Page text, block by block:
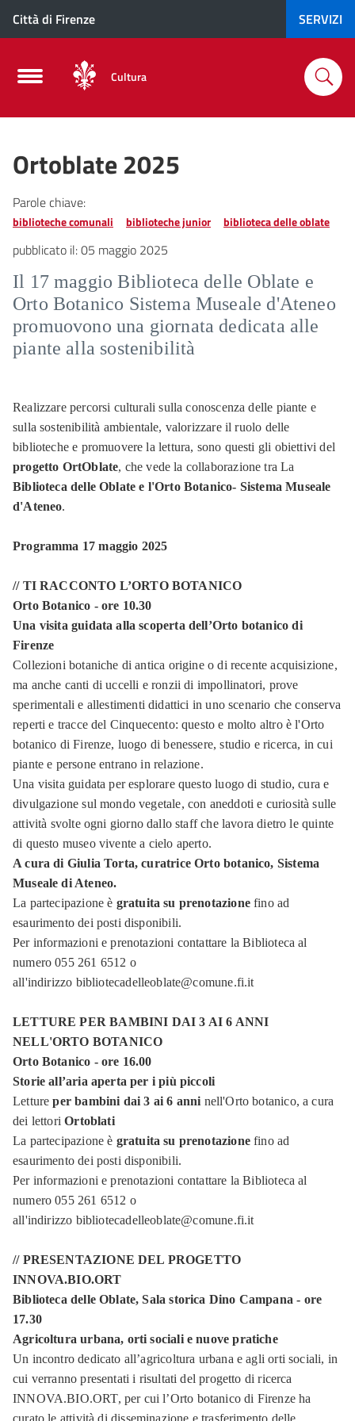
Città di Firenze SERVIZI
Cultura
Ortoblate 2025
Parole chiave:
biblioteche comunali biblioteche junior biblioteca delle oblate
pubblicato il:05 maggio 2025
Il 17 maggio Biblioteca delle Oblate e
Orto Botanico Sistema Museale d'Ateneo
promuovono una giornata dedicata alle
piante alla sostenibilità
Realizzare percorsi culturali sulla conoscenza delle piante e
sulla sostenibilità ambientale, valorizzare il ruolo delle
biblioteche e promuovere la lettura, sono questi gli obiettivi del
progetto OrtOblate, che vede la collaborazione tra La
Biblioteca delle Oblate e l'Orto Botanico- Sistema Museale
d'Ateneo.
Programma 17 maggio 2025
// TI RACCONTO L’ORTO BOTANICO
Orto Botanico - ore 10.30
Una visita guidata alla scoperta dell’Orto botanico di
Firenze
Collezioni botaniche di antica origine o di recente acquisizione,
ma anche canti di uccelli e ronzii di impollinatori, prove
sperimentali e allestimenti didattici in uno scenario che conserva
reperti e tracce del Cinquecento: questo e molto altro è l'Orto
botanico di Firenze, luogo di benessere, studio e ricerca, in cui
piante e persone entrano in relazione.
Una visita guidata per esplorare questo luogo di studio, cura e
divulgazione sul mondo vegetale, con aneddoti e curiosità sulle
attività svolte ogni giorno dallo staff che lavora dietro le quinte
di questo museo vivente a cielo aperto.
A cura di Giulia Torta, curatrice Orto botanico, Sistema
Museale di Ateneo.
La partecipazione è gratuita su prenotazionefino ad
esaurimento dei posti disponibili.
Per informazioni e prenotazioni contattare la Biblioteca al
numero 055 261 6512 o
all'indirizzo bibliotecadelleoblate@comune.fi.it
LETTURE PER BAMBINI DAI 3 AI 6 ANNI
NELL'ORTO BOTANICO
Orto Botanico - ore 16.00
Storie all’aria aperta per i più piccoli
Lettureper bambini dai 3 ai 6 anni nell'Orto botanico, a cura
dei lettoriOrtoblati
La partecipazione è gratuita su prenotazionefino ad
esaurimento dei posti disponibili.
Per informazioni e prenotazioni contattare la Biblioteca al
numero 055 261 6512 o
all'indirizzo bibliotecadelleoblate@comune.fi.it
// PRESENTAZIONE DEL PROGETTO
INNOVA.BIO.ORT
Biblioteca delle Oblate, Sala storica Dino Campana - ore
17.30
Agricoltura urbana, orti sociali e nuove pratiche
Un incontro dedicato all’agricoltura urbana e agli orti sociali, in
cui verranno presentati i risultati del progetto di ricerca
INNOVA.BIO.ORT, per cui l’Orto botanico di Firenze ha
curato le attività di disseminazione e trasferimento delle